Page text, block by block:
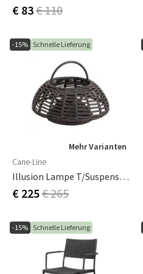
€ 83€ 110
-15% Schnelle Lieferung
Mehr Varianten
Cane-Line
Illusion Lampe T/suspension Graphit, Soft Rope
€ 225€ 265
-15% Schnelle Lieferung